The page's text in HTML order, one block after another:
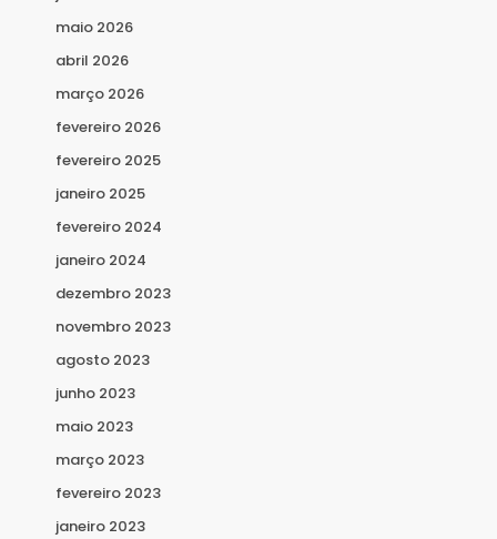
maio 2026
abril 2026
março 2026
fevereiro 2026
fevereiro 2025
janeiro 2025
fevereiro 2024
janeiro 2024
dezembro 2023
novembro 2023
agosto 2023
junho 2023
maio 2023
março 2023
fevereiro 2023
janeiro 2023